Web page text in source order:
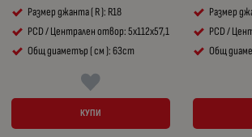
Размер джанта ( R ): R18
PCD / Централен отвор: 5x112x57,1
Общ диаметър ( см ): 63cm
КУПИ
Размер
PCD /
Общ